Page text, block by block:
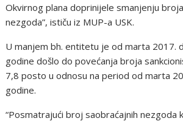
Okvirnog plana doprinijele smanjenju
nezgoda”, ističu iz MUP-a USK.
U manjem bh. entitetu je od marta 2017.
godine došlo do povećanja broja
7,8 posto u odnosu na period od marta
godine.
“Posmatrajući broj saobraćajnih nezgoda